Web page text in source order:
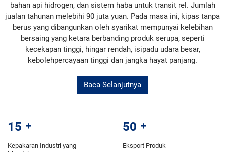
bahan api hidrogen, dan sistem haba untuk transit rel. Jumlah
jualan tahunan melebihi 90 juta yuan. Pada masa ini, kipas tanpa
berus yang dibangunkan oleh syarikat mempunyai kelebihan
bersaing yang ketara berbanding produk serupa, seperti
kecekapan tinggi, hingar rendah, isipadu udara besar,
kebolehpercayaan tinggi dan jangka hayat panjang.
Baca Selanjutnya
15 +
Kepakaran Industri yang
50 +
Eksport Produk